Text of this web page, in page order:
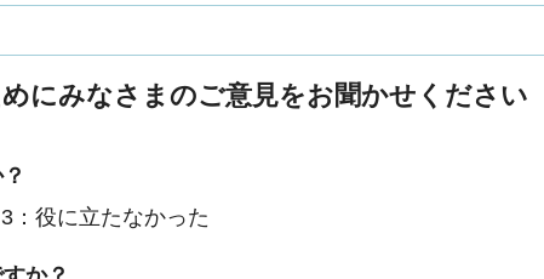
にみなさまのご意見をお聞かせください
3：役に立たなかった